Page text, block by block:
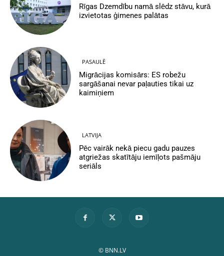
Rīgas Dzemdību namā slēdz stāvu, kurā
izvietotas ģimenes palātas
PASAULĒ
Migrācijas komisārs: ES robežu
sargāšanai nevar paļauties tikai uz
kaimiņiem
LATVIJA
Pēc vairāk nekā piecu gadu pauzes
atgriežas skatītāju iemīļots pašmāju
seriāls
© BNN.LV